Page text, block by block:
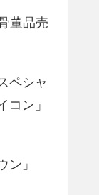
董品売
ペシャ
コン」
ン」